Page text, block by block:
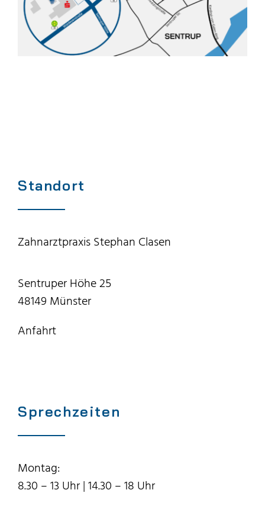
Standort
Zahnarztpraxis Stephan Clasen
Sentruper Höhe 25
48149 Münster
Anfahrt
Sprechzeiten
Montag:
8.30 – 13 Uhr | 14.30 – 18 Uhr